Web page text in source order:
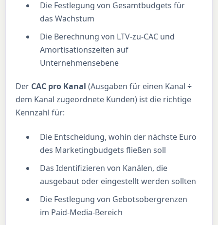
Die Festlegung von Gesamtbudgets für
das Wachstum
Die Berechnung von LTV-zu-CAC und
Amortisationszeiten auf
Unternehmensebene
Der CAC pro Kanal (Ausgaben für einen Kanal ÷
dem Kanal zugeordnete Kunden) ist die richtige
Kennzahl für:
Die Entscheidung, wohin der nächste Euro
des Marketingbudgets fließen soll
Das Identifizieren von Kanälen, die
ausgebaut oder eingestellt werden sollten
Die Festlegung von Gebotsobergrenzen
im Paid-Media-Bereich